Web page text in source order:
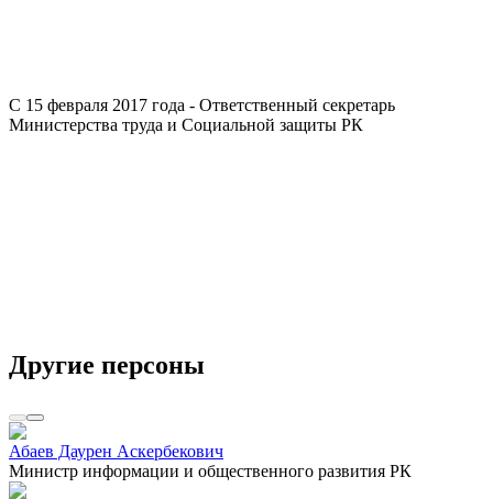
С 15 февраля 2017 года - Ответственный секретарь
Министерства труда и Социальной защиты РК
Другие персоны
Абаев Даурен Аскербекович
Министр информации и общественного развития РК